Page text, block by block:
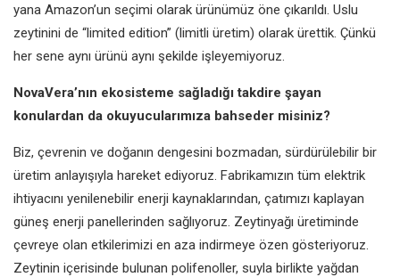
yana Amazon’un seçimi olarak ürünümüz öne çıkarıldı. Uslu
zeytinini de “limited edition” (limitli üretim) olarak ürettik. Çünkü
her sene aynı ürünü aynı şekilde işleyemiyoruz.
NovaVera’nın ekosisteme sağladığıtakdire şayan
konulardan da okuyucularımıza bahseder misiniz?
Biz, çevrenin ve doğanın dengesini bozmadan, sürdürülebilir bir
üretim anlayışıyla hareket ediyoruz. Fabrikamızın tüm elektrik
ihtiyacını yenilenebilir enerji kaynaklarından, çatımızı kaplayan
güneş enerji panellerinden sağlıyoruz. Zeytinyağı üretiminde
çevreye olan etkilerimizi en aza indirmeye özen gösteriyoruz.
Zeytinin içerisinde bulunan polifenoller, suyla birlikte yağdan